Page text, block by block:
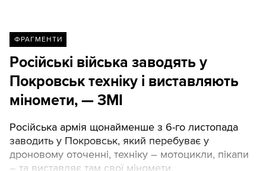
ФРАГМЕНТИ
Російські війська заводять у
Покровськ техніку і виставляють
міномети, — ЗМІ
Російська армія щонайменше з 6-го листопада
заводить у Покровськ, який перебуває у
дроновому оточенні, техніку – мотоцикли, пікапи
– та виставляє там свої міномети.